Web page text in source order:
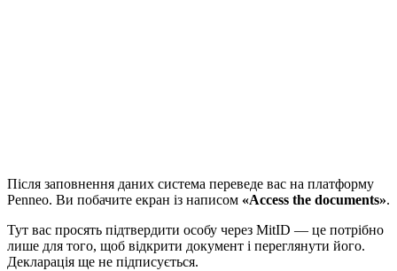
Після заповнення даних система переведе вас на платформу
Penneo. Ви побачите екран із написом «Access the documents».
Тут вас просять підтвердити особу через MitID — це потрібно
лише для того, щоб відкрити документ і переглянути його.
Декларація ще не підписується.